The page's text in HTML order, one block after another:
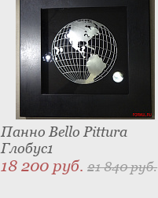
Панно Bello Pittura
Глобус1
18 200 руб.21 840 руб.